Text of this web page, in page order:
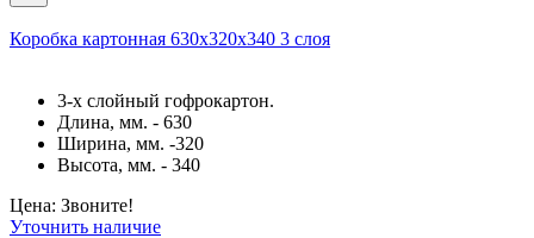
Коробка картонная 630х320х340 3 слоя
3-х слойный гофрокартон.
Длина, мм. - 630
Ширина, мм. -320
Высота, мм. - 340
Цена: Звоните!
Уточнить наличие